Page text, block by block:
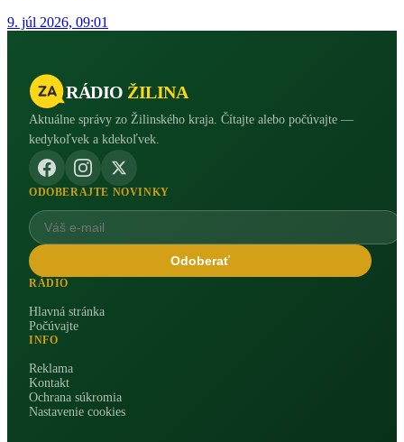
9. júl 2026, 09:01
RÁDIO ŽILINA
Aktuálne správy zo Žilinského kraja. Čítajte alebo počúvajte —
kedykoľvek a kdekoľvek.
ODOBERAJTE NOVINKY
Odoberať
RÁDIO
Hlavná stránka
Počúvajte
INFO
Reklama
Kontakt
Ochrana súkromia
Nastavenie cookies